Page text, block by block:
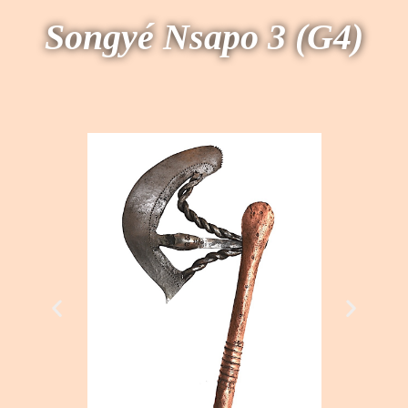
Songyé Nsapo 3 (G4)